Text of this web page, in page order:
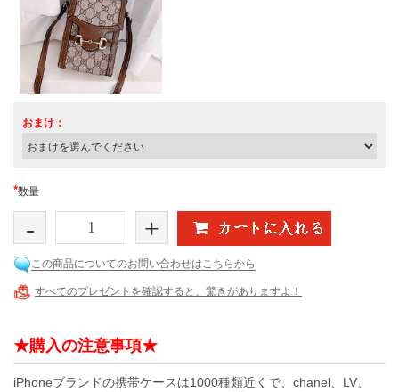
おまけ：
*数量
- +
この商品についてのお問い合わせはこちらから
すべてのプレゼントを確認すると、驚きがありますよ！
★購入の注意事項★
iPhoneブランドの携帯ケースは1000種類近くで、chanel、LV、